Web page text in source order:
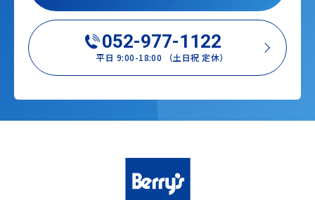
052-977-1122
平日 9:00-18:00 （土日祝 定休）